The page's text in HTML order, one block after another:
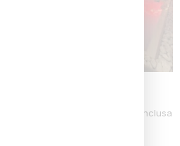
Iva Inclusa